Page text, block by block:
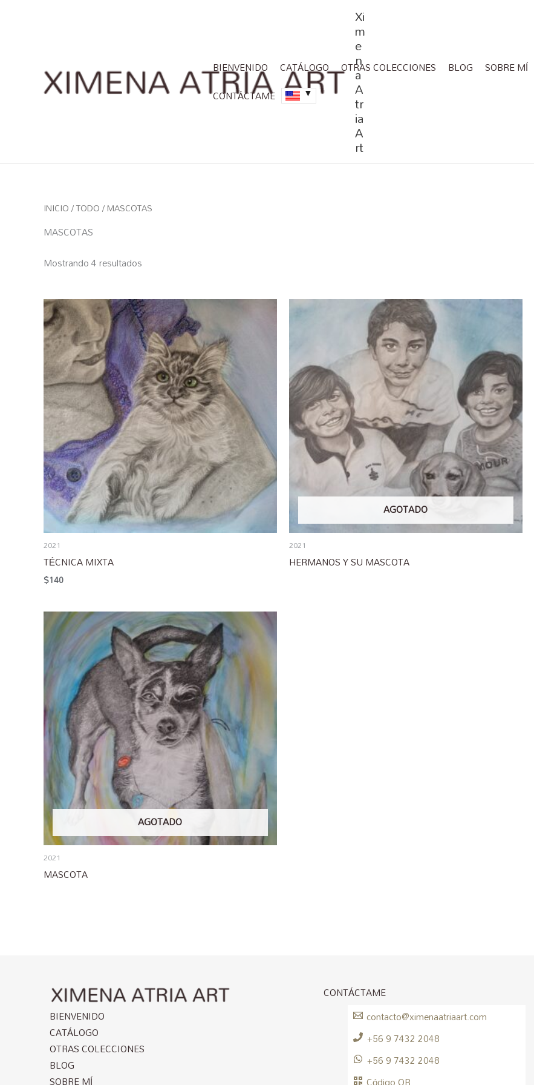
Xi
m
e
n
a
A
tr
ia
A
rt
BIENVENIDO CATÁLOGO OTRAS COLECCIONES BLOG SOBRE MÍ
CONTÁCTAME
INICIO/TODO/ MASCOTAS
MASCOTAS
Mostrando 4 resultados
2021
TÉCNICA MIXTA
$140
AGOTADO
2021
HERMANOS Y SU MASCOTA
AGOTADO
2021
MASCOTA
BIENVENIDO
CATÁLOGO
OTRAS COLECCIONES
BLOG
SOBRE MÍ
CONTÁCTAME
contacto@ximenaatriaart.com
+56 9 7432 2048
+56 9 7432 2048